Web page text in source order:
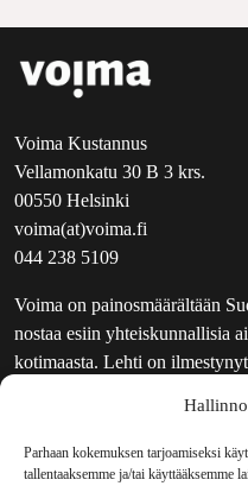
Parhaan kokemuksen tarjoamiseksi
tallentaaksemme ja/tai käyttääksemme
Voima Kustannus
Vellamonkatu 30 B 3 krs.
00550 Helsinki
voima(at)voima.fi
044 238 5109
Voima on painosmäärältään
nostaa esiin yhteiskunnallisia
kotimaasta. Lehti on
UUTISKIRJE
MAINOSTAJILLE